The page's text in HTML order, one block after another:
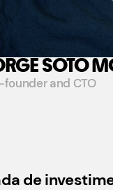
SOTO
founder and CTO
de